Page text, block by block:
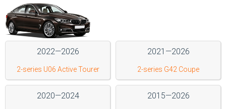
Контакты
Войти на сайт
17-
2022—2026
2-series U06 Active Tourer
2021—2026
2-series G42 Coupe
2020—2024 2015—2026